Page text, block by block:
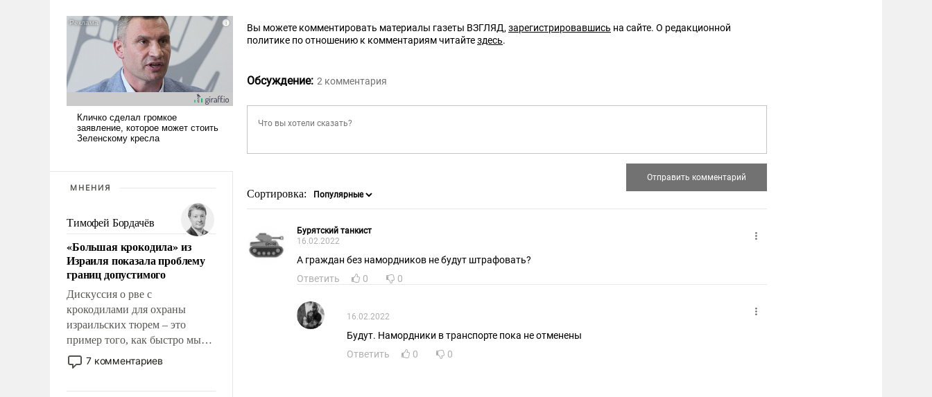
МНЕНИЯ
Тимофей Бордачёв
«Большая крокодила» из
Израиля показала проблему
границ допустимого
Дискуссия о рве с
крокодилами для охраны
израильских тюрем – это
пример того, как быстро мы
двигаемся по пути
революционных изменений.
7 комментариев
Вы можете комментировать материалы газеты ВЗГЛЯД, зарегистрировавшись на сайте. О редакционной
политике по отношению к комментариям читайтездесь.
Обсуждение: 2 комментария
Сортировка:
Бурятский танкист
16.02.2022
А граждан без намордников не будут штрафовать?
Ответить
0 0
16.02.2022
Будут. Намордники в транспорте пока не отменены
Ответить
0 0